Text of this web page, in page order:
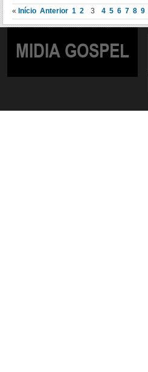
« Início Anterior 1 2 3 4 5 6 7 8 9
MIDIA GOSPEL